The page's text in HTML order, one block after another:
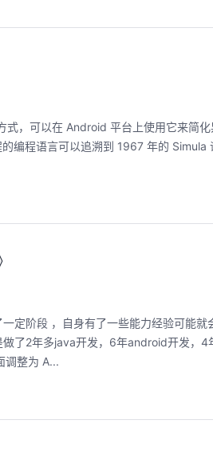
，可以在 Android 平台上使用它来简
编程语言可以追溯到 1967 年的 Simula
定阶段 ，自身有了一些能力经验可能
了2年多java开发，6年android开发，
调整为 A...
专家技能，带你零距离体验从需
审查，重构全链路闭环的开发过
建并交付一个完整项目，让您体验
到服务上线的“极速”之旅。
本体
真
训推